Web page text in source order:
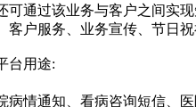
可通过该业务与客户之间实现
客户服务、业务宣传、节日祝
台用途:
病情通知、看病咨询短信、医